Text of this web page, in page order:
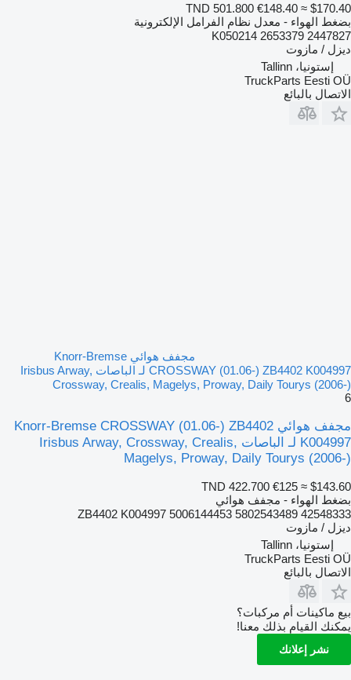
TND 501.800 €148.40 ≈ $170.40
بضغط الهواء - معدل نظام الفرامل الإلكترونية
K050214 2653379 2447827
ديزل / مازوت
إستونيا، Tallinn
TruckParts Eesti OÜ
الاتصال بالبائع
مجفف هوائي Knorr-Bremse
CROSSWAY (01.06-) ZB4402 K004997 لـ الباصات Irisbus Arway,
Crossway, Crealis, Magelys, Proway, Daily Tourys (2006-)
6
مجفف هوائي Knorr-Bremse CROSSWAY (01.06-) ZB4402
K004997 لـ الباصات Irisbus Arway, Crossway, Crealis,
Magelys, Proway, Daily Tourys (2006-)
TND 422.700 €125 ≈ $143.60
بضغط الهواء - مجفف هوائي
ZB4402 K004997 5006144453 5802543489 42548333
ديزل / مازوت
إستونيا، Tallinn
TruckParts Eesti OÜ
الاتصال بالبائع
بيع ماكينات أم مركبات؟
يمكنك القيام بذلك معنا!
نشر إعلانك